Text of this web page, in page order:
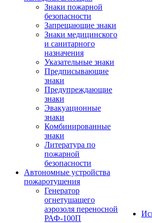
Знаки пожарной
безопасности
Запрещающие знаки
Знаки медицинского
и санитарного
назначения
Указательные знаки
Предписывающие
знаки
Предупреждающие
знаки
Эвакуационные
знаки
Комбинированные
знаки
Литература по
пожарной
безопасности
Автономные устройства
пожаротушения
Генератор
огнетушащего
аэрозоля переносной
РАФ-100П